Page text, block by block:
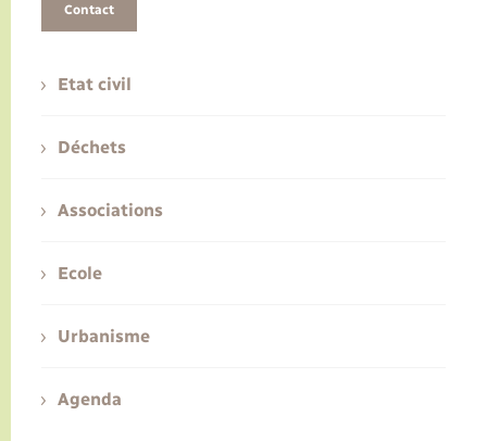
Contact
Etat civil
Déchets
Associations
Ecole
Urbanisme
Agenda